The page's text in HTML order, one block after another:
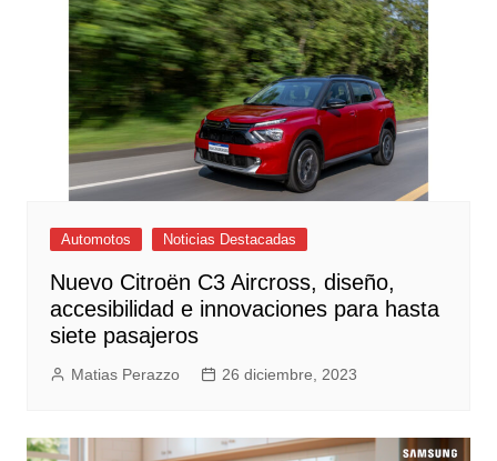
Automotos Noticias Destacadas
Nuevo Citroën C3 Aircross, diseño,
accesibilidad e innovaciones para hasta
siete pasajeros
Matias Perazzo 26 diciembre, 2023